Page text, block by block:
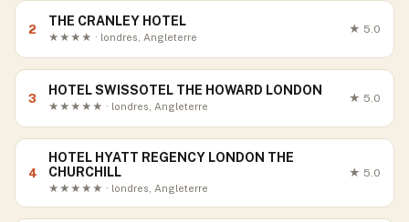
2
THE CRANLEY HOTEL
★★★★ · londres, Angleterre
★ 5.0
3
HOTEL SWISSOTEL THE HOWARD LONDON
★★★★★ · londres, Angleterre
★ 5.0
4
HOTEL HYATT REGENCY LONDON THE
CHURCHILL
★★★★★ · londres, Angleterre
★ 5.0